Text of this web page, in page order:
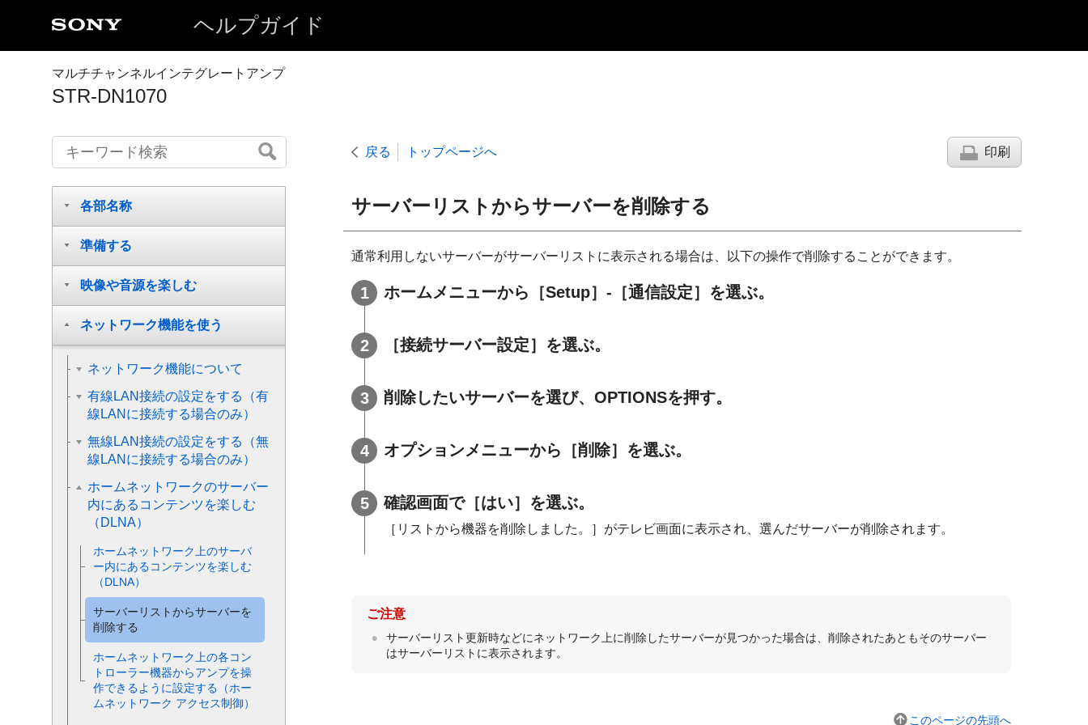
ヘルプガイド
マルチチャンネルインテグレートアンプ
STR-DN1070
戻る トップページへ 印刷
サーバーリストからサーバーを削除する
通常利用しないサーバーがサーバーリストに表示される場合は、以下の操作で削除することができます。
ホームメニューから［Setup］-［通信設定］を選ぶ。
［接続サーバー設定］を選ぶ。
削除したいサーバーを選び、 OPTIONSを押す。
オプションメニューから［削除］を選ぶ。
確認画面で［はい］を選ぶ。
［リストから機器を削除しました。］がテレビ画面に表示され、選んだサーバーが削除されます。
ご注意
サーバーリスト更新時などにネットワーク上に削除したサーバーが見つかった場合は、削除されたあともそのサーバー
はサーバーリストに表示されます。
このページの先頭へ
各部名称
準備する
映像や音源を楽しむ
ネットワーク機能を使う
ネットワーク機能について
有線LAN接続の設定をする（有
線LANに接続する場合のみ）
無線LAN接続の設定をする（無
線LANに接続する場合のみ）
ホームネットワークのサーバー
内にあるコンテンツを楽しむ
（DLNA）
ホームネットワーク上のサーバ
ー内にあるコンテンツを楽しむ
（DLNA）
サーバーリストからサーバーを
削除する
ホームネットワーク上の各コン
トローラー機器からアンプを操
作できるように設定する（ホー
ムネットワーク アクセス制御）